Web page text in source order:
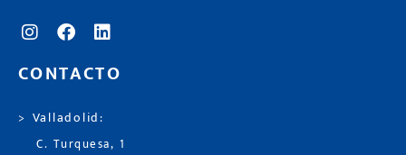
CONTACTO
> Valladolid:
C. Turquesa, 1